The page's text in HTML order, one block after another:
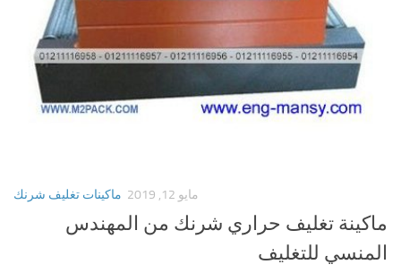
ماكينات تغليف شرنك مايو 12, 2019
ماكينة تغليف حراري شرنك من المهندس
المنسي للتغليف